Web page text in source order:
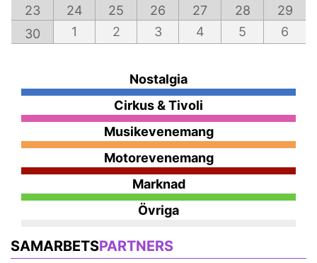
23
24 25 26 27 28
29
30
1 2 3 4 5 6
Nostalgia
Cirkus & Tivoli
Musikevenemang
Motorevenemang
Marknad
Övriga
SAMARBETSPARTNERS